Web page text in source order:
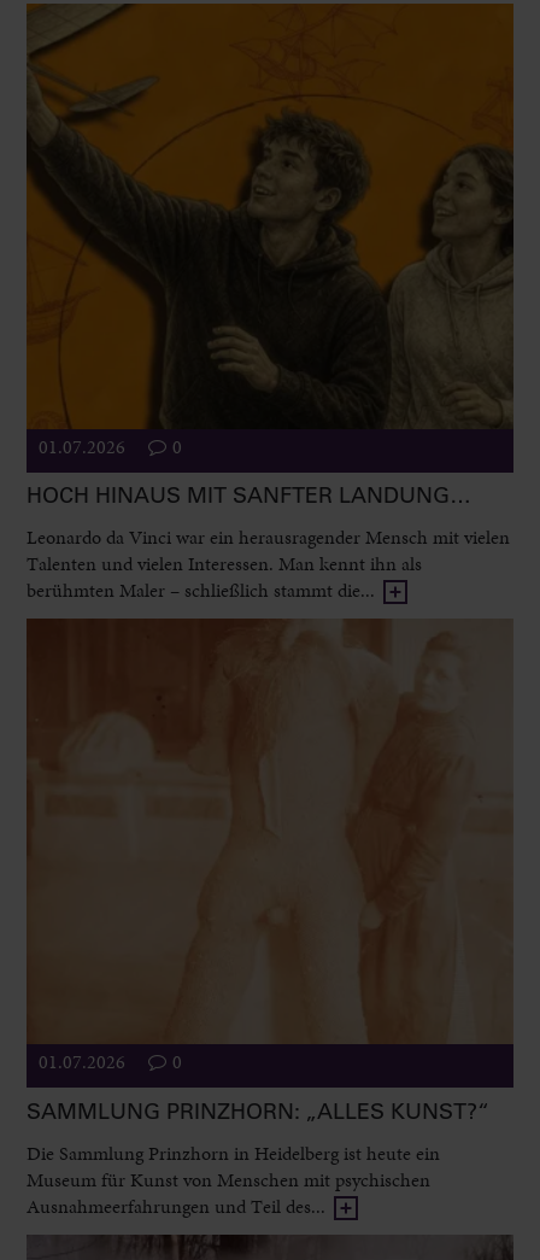
01.07.2026 0
HOCH HINAUS MIT SANFTER LANDUNG…
Leonardo da Vinci war ein herausragender Mensch mit vielen
Talenten und vielen Interessen. Man kennt ihn als
berühmten Maler – schließlich stammt die...
01.07.2026 0
SAMMLUNG PRINZHORN: „ALLES KUNST?“
Die Sammlung Prinzhorn in Heidelberg ist heute ein
Museum für Kunst von Menschen mit psychischen
Ausnahmeerfahrungen und Teil des...